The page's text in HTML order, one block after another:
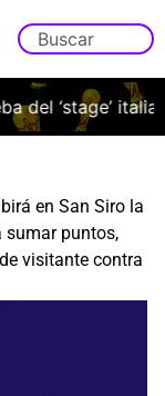
‘stage’ italiano
en San Siro la
sumar puntos,
visitante contra